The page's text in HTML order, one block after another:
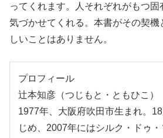
ってくれます。人それぞれがもつ固
気づかせてくれる。本書がその契
しいことはありません。
プロフィール
辻本知彦（つじもと・ともひこ）
1977年、大阪府吹田市生まれ。
じめ、2007年にはシルク・ドゥ